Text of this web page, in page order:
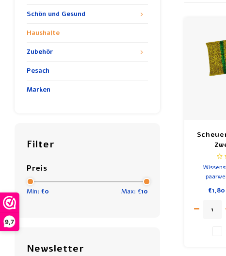
9,7
Schön und Gesund
Haushalte
Zubehör
Pesach
Marken
Filter
Preis
Min: €0 Max: €10
Newsletter
haben die
€1,80